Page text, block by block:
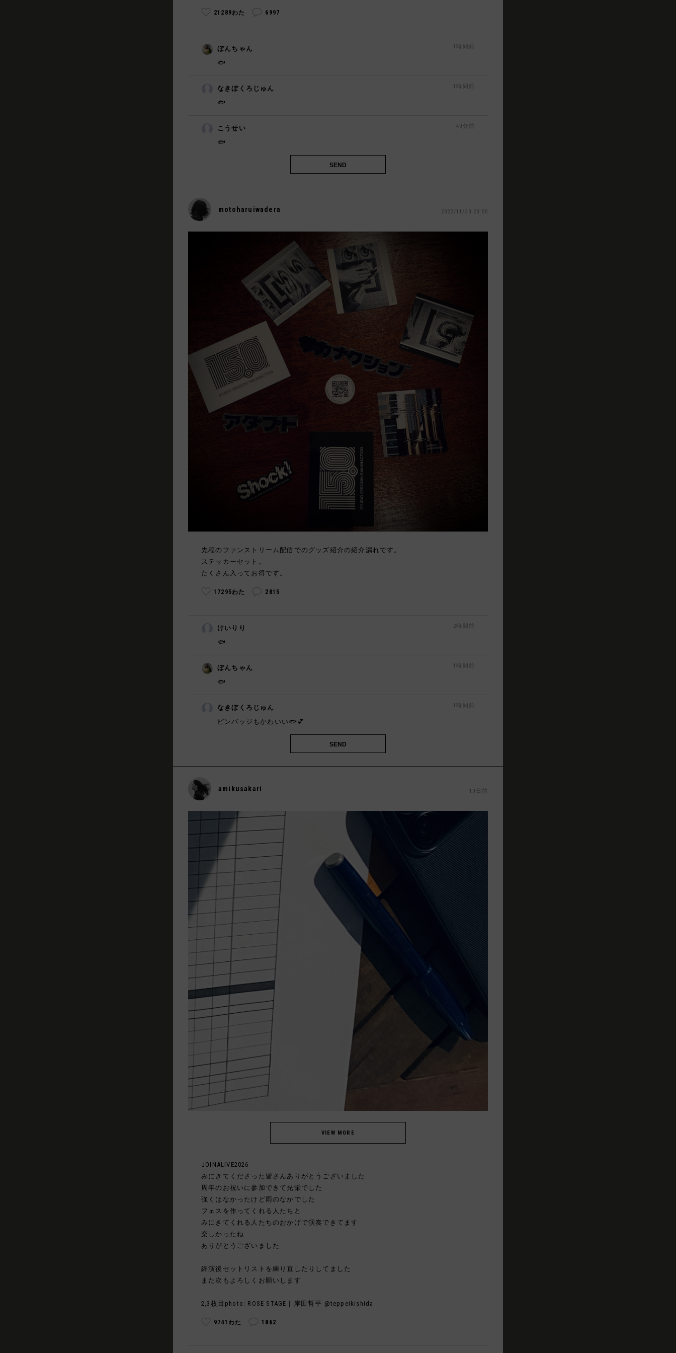
21289わた 6997
ぼんちゃん
🐟️
1時間前
なきぼくろじゅん
🐟
1時間前
こうせい
🐟
40分前
motoharuiwadera 2022/11/30 23:50
先程のファンストリーム配信でのグッズ紹介の紹介漏れです。
ステッカーセット。
たくさん入ってお得です。
17295わた 2815
けいりり
🐟
2時間前
ぼんちゃん
🐟️
1時間前
なきぼくろじゅん
ピンバッジもかわいい🐟︎‪💕
1時間前
amikusakari 19日前
JOINALIVE2026
みにきてくださった皆さんありがとうございました
周年のお祝いに参加できて光栄でした
強くはなかったけど雨のなかでした
フェスを作ってくれる人たちと
みにきてくれる人たちのおかげで演奏できてます
楽しかったね
ありがとうございました
終演後セットリストを練り直したりしてました
また次もよろしくお願いします
2,3枚目photo: ROSE STAGE｜岸田哲平 @teppeikishida
9741わた 1862